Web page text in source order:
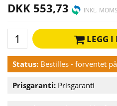
DKK 553,73 INKL. MOMS
LEGG
Status: Bestilles - forventet
Prisgaranti: Prisgaranti